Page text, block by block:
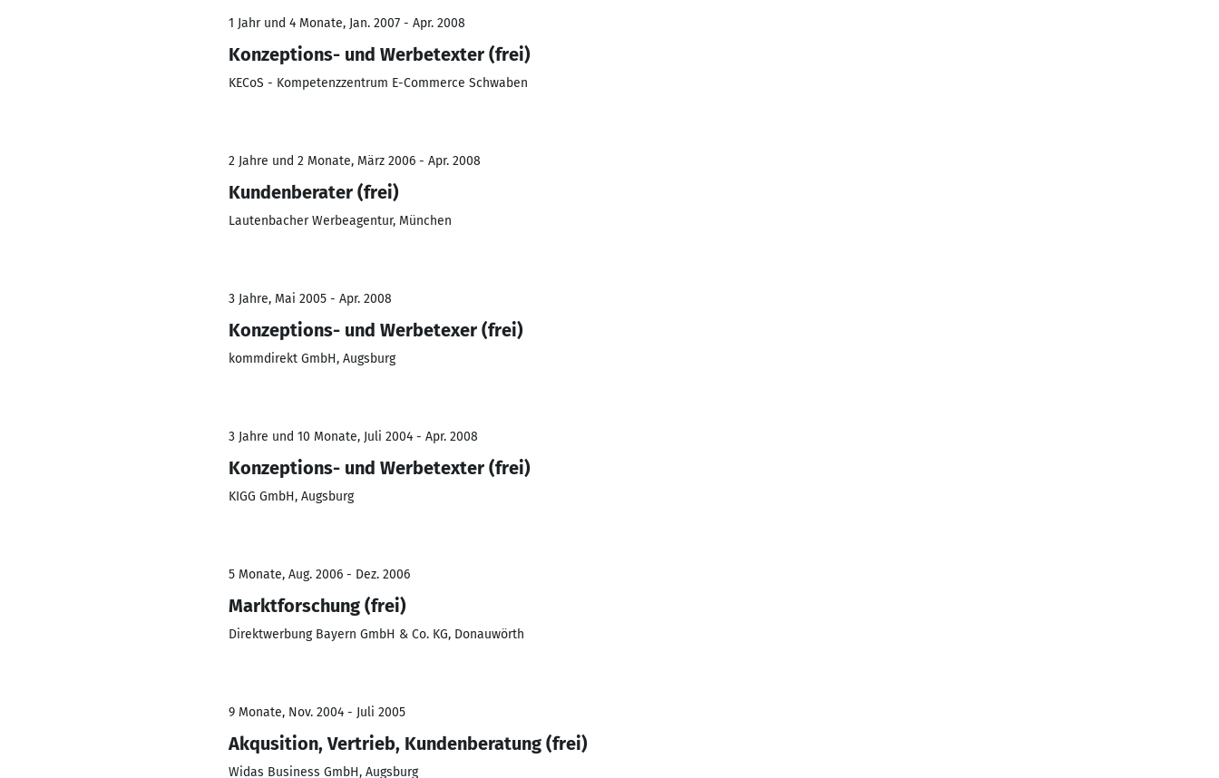
1 Jahr und 4 Monate, Jan. 2007 - Apr. 2008
Konzeptions- und Werbetexter (frei)
KECoS - Kompetenzzentrum E-Commerce Schwaben
2 Jahre und 2 Monate, März 2006 - Apr. 2008
Kundenberater (frei)
Lautenbacher Werbeagentur, München
3 Jahre, Mai 2005 - Apr. 2008
Konzeptions- und Werbetexer (frei)
kommdirekt GmbH, Augsburg
3 Jahre und 10 Monate, Juli 2004 - Apr. 2008
Konzeptions- und Werbetexter (frei)
KIGG GmbH, Augsburg
5 Monate, Aug. 2006 - Dez. 2006
Marktforschung (frei)
Direktwerbung Bayern GmbH & Co. KG, Donauwörth
9 Monate, Nov. 2004 - Juli 2005
Akqusition, Vertrieb, Kundenberatung (frei)
Widas Business GmbH, Augsburg